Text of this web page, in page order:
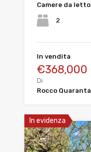
Camere da letto
2
In vendita
€368,000
Di
Rocco Quaranta
In evidenza